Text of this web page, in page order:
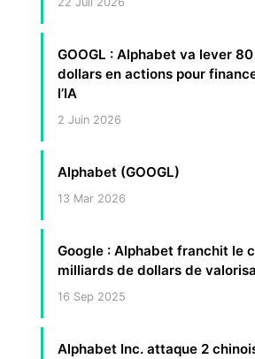
GOOGL : Alphabet va lever
dollars en actions pour
l’IA
2 Juin 2026
Alphabet (GOOGL)
13 Mar 2026
Google : Alphabet franchit le
milliards de dollars de
16 Sep 2025
Alphabet Inc. attaque 2